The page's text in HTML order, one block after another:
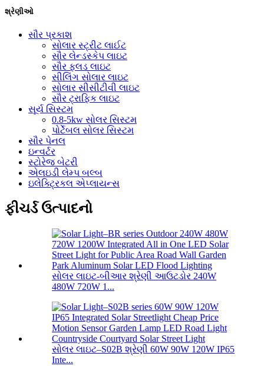
શ્રેણીઓ
સૌર પ્રકાશ
સોલાર સ્ટ્રીટ લાઈટ
સૌર લેન્ડસ્કેપ લાઇટ
સૌર ફ્લડ લાઇટ
સીલિંગ સોલાર લાઇટ
સોલાર સીસીટીવી લાઇટ
સૌર ટ્રાફિક લાઇટ
સૂર્ય સિસ્ટમ
0.8-5kw સોલર સિસ્ટમ
પોર્ટેબલ સોલર સિસ્ટમ
સૌર પેનલ
ઇન્વર્ટર
સ્ટોરેજ બેટરી
એલઇડી લેમ્પ બલ્બ
ઇલેક્ટ્રિકલ એપ્લાયન્સ
ફીચર્ડ ઉત્પાદનો
સોલર લાઇટ-બીઆર શ્રેણી આઉટડોર 240W
480W 720W 1...
સોલર લાઇટ–S02B શ્રેણી 60W 90W 120W IP65
Inte...